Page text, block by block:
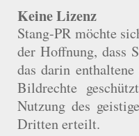
Keine Lizenz
Stang-PR möchte
der Hoffnung, dass
das darin
Bildrechte
Nutzung des
Dritten erteilt.